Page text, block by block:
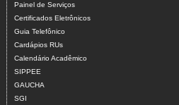
Painel de Serviços
Certificados Eletrônicos
Guia Telefônico
Cardápios RUs
Calendário Acadêmico
SIPPEE
GAUCHA
SGI